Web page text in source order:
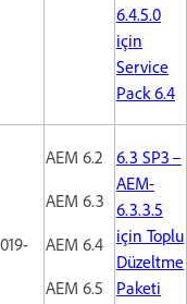
6.4.5.0
için
Service
Pack 6.4
AEM 6.2
AEM 6.3
AEM 6.4
AEM 6.5
6.3 SP3 –
AEM-
6.3.3.5
için Toplu
Düzeltme
Paketi